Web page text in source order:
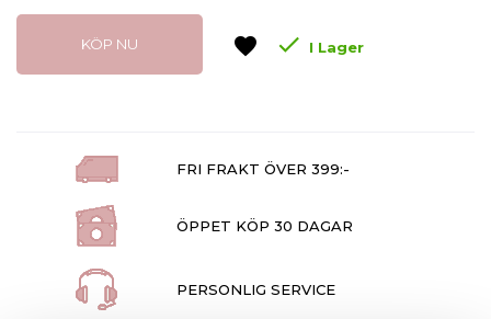
KÖP NU favorite  I Lager
FRI FRAKT ÖVER 399:-
ÖPPET KÖP 30 DAGAR
PERSONLIG SERVICE